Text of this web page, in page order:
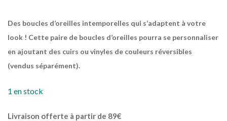
Des boucles d’oreilles intemporelles qui s’adaptent à votre
look ! Cette paire de boucles d’oreilles pourra se personnaliser
en ajoutant des cuirs ou vinyles de couleurs réversibles
(vendus séparément).
1 en stock
Livraison offerte à partir de 89€